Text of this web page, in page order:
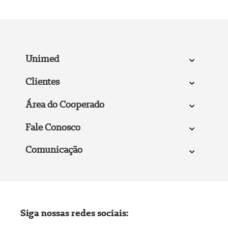
Unimed
Clientes
Área do Cooperado
Fale Conosco
Comunicação
Siga nossas redes sociais: